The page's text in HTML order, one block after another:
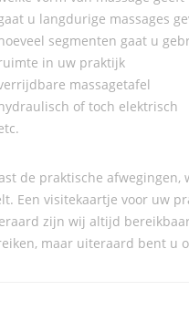
u langdurige massages
segmenten gaat u
in uw praktijk
massagetafel
of toch elektrisch
de praktische
Een visitekaartje voor uw
zijn wij altijd
maar uiteraard bent u